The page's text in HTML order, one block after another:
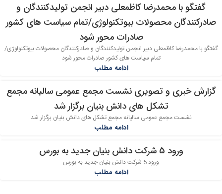
18تیر
گفتگو با محمدرضا کاظمعلی دبیر انجمن تولیدکنندگان و
صادرکنندگان محصولات بیوتکنولوژی/تمام سیاست های کشور
صادرات محور شود
گفتگو با محمدرضا کاظمعلی دبیر انجمن تولیدکنندگان و صادرکنندگان محصولات بیوتکنولوژی/
تمام سیاست های کشور صادرات محور شود
ادامه مطلب
16
گزارش خبری و تصویری نشست مجمع عمومی سالیانه مجمع
تشکل های دانش بنیان برگزار شد
نشست مجمع عمومی سالیانه مجمع تشکل های دانش بنیان برگزار شد
ادامه مطلب
ورود 5 شرکت دانش بنیان جدید به بورس
ورود 5 شرکت دانش بنیان جدید به بورس
ادامه مطلب